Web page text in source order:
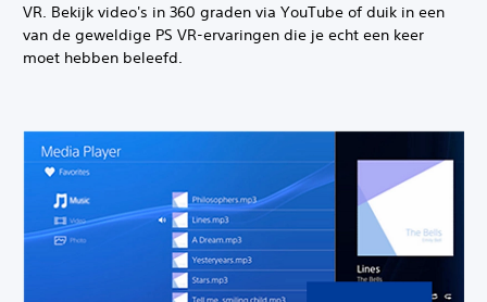
VR. Bekijk video's in 360 graden via YouTube of duik in een
van de geweldige PS VR-ervaringen die je echt een keer
moet hebben beleefd.‎